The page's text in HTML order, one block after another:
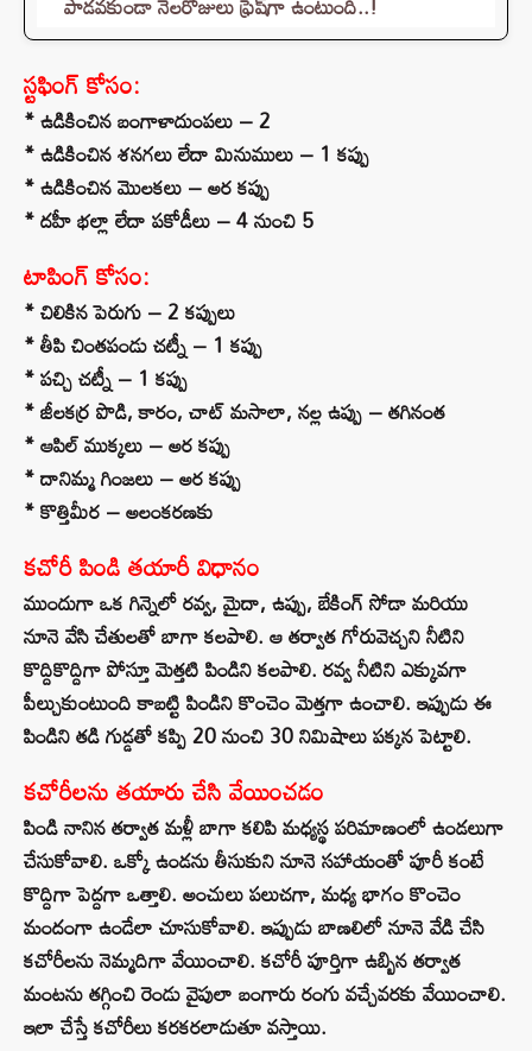
స్టఫింగ్ కోసం:
* ఉడికించిన బంగాళాదుంపలు – 2
* ఉడికించిన శనగలు లేదా మినుములు – 1 కప్పు
* ఉడికించిన మొలకలు – అర కప్పు
* దహీ భల్లా లేదా పకోడీలు – 4 నుంచి 5
టాపింగ్ కోసం:
* చిలికిన పెరుగు – 2 కప్పులు
* తీపి చింతపండు చట్నీ – 1 కప్పు
* పచ్చి చట్నీ – 1 కప్పు
* జీలకర్ర పొడి, కారం, చాట్ మసాలా, నల్ల ఉప్పు – తగినంత
* ఆపిల్ ముక్కలు – అర కప్పు
* దానిమ్మ గింజలు – అర కప్పు
* కొత్తిమీర – అలంకరణకు
కచోరీ పిండి తయారీ విధానం
ముందుగా ఒక గిన్నెలో రవ్వ, మైదా, ఉప్పు, బేకింగ్ సోడా మరియు
నూనె వేసి చేతులతో బాగా కలపాలి. ఆ తర్వాత గోరువెచ్చని నీటిని
కొద్దికొద్దిగా పోస్తూ మెత్తటి పిండిని కలపాలి. రవ్వ నీటిని ఎక్కువగా
పీల్చుకుంటుంది కాబట్టి పిండిని కొంచెం మెత్తగా ఉంచాలి. ఇప్పుడు ఈ
పిండిని తడి గుడ్డతో కప్పి 20 నుంచి 30 నిమిషాలు పక్కన పెట్టాలి.
కచోరీలను తయారు చేసి వేయించడం
పిండి నానిన తర్వాత మళ్లీ బాగా కలిపి మధ్యస్థ పరిమాణంలో ఉండలుగా
చేసుకోవాలి. ఒక్కో ఉండను తీసుకుని నూనె సహాయంతో పూరీ కంటే
కొద్దిగా పెద్దగా ఒత్తాలి. అంచులు పలుచగా, మధ్య భాగం కొంచెం
మందంగా ఉండేలా చూసుకోవాలి. ఇప్పుడు బాణలిలో నూనె వేడి చేసి
కచోరీలను నెమ్మదిగా వేయించాలి. కచోరీ పూర్తిగా ఉబ్బిన తర్వాత
మంటను తగ్గించి రెండు వైపులా బంగారు రంగు వచ్చేవరకు వేయించాలి.
ఇలా చేస్తే కచోరీలు కరకరలాడుతూ వస్తాయి.